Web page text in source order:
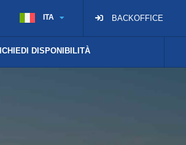
BACKOFFICE
ITA
DISPONIBILITÀ